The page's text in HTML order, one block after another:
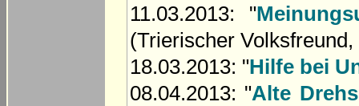
11.03.2013: "
(Trierischer
18.03.2013: "Hilfe bei
08.04.2013: "Alte